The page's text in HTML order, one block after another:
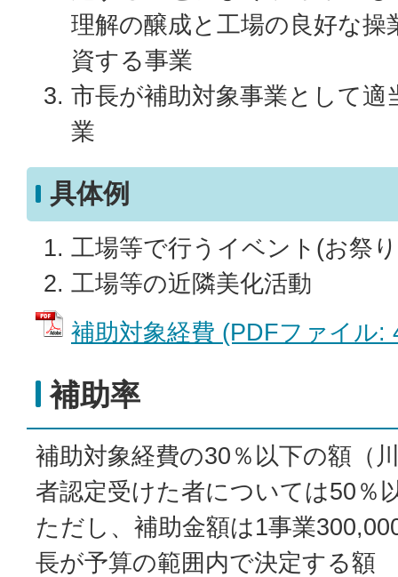
理解の醸成と工場の良好な操
資する事業
市長が補助対象事業として
業
具体例
工場等で行うイベント(お祭
工場等の近隣美化活動
補助対象経費 (PDFファイル:
補助率
補助対象経費の30％以下の額（
者認定受けた者については50％
ただし、補助金額は1事業
長が予算の範囲内で決定する額